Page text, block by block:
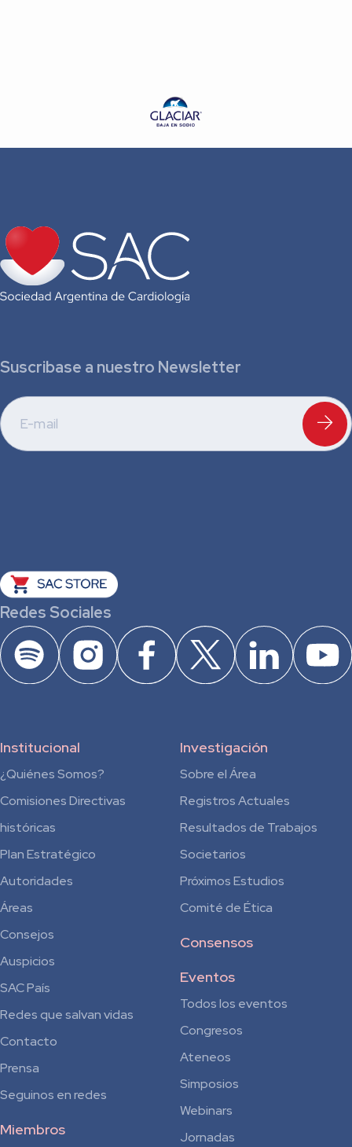
Suscribase a nuestro Newsletter
Redes Sociales
Institucional
¿Quiénes Somos?
Comisiones Directivas
históricas
Plan Estratégico
Autoridades
Áreas
Consejos
Auspicios
SAC País
Redes que salvan vidas
Contacto
Prensa
Seguinos en redes
Miembros
Investigación
Sobre el Área
Registros Actuales
Resultados de Trabajos
Societarios
Próximos Estudios
Comité de Ética
Consensos
Eventos
Todos los eventos
Congresos
Ateneos
Simposios
Webinars
Jornadas